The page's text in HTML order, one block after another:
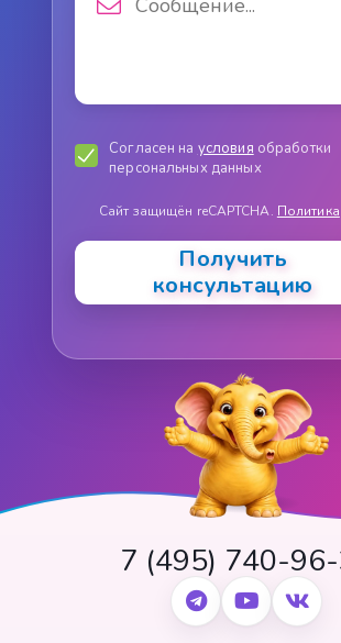
Согласен на условия обработки
персональных данных
Сайт защищён reCAPTCHA. Политика
Получить
консультацию
7 (495) 740-